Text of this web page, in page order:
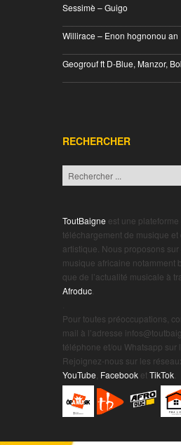
Sessimè – Guigo
Willirace – Enon hognonou an
Geogrouf ft D-Blue, Manzor,
RECHERCHER
ToutBaigne est une plateforme
téléchargement de musique et
artistique. Nous proposons sur
musique africaine notamment
que de l’actualité musicale à
Afroduc
Pour toutes préoccupations,
mail à l’adresse
téléphone et/ou Whatsapp sur
Rejoignez-nous sur les
YouTube Facebook etTikTok